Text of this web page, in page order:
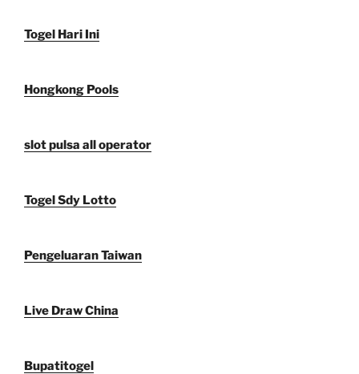
Togel Hari Ini
Hongkong Pools
slot pulsa all operator
Togel Sdy Lotto
Pengeluaran Taiwan
Live Draw China
Bupatitogel